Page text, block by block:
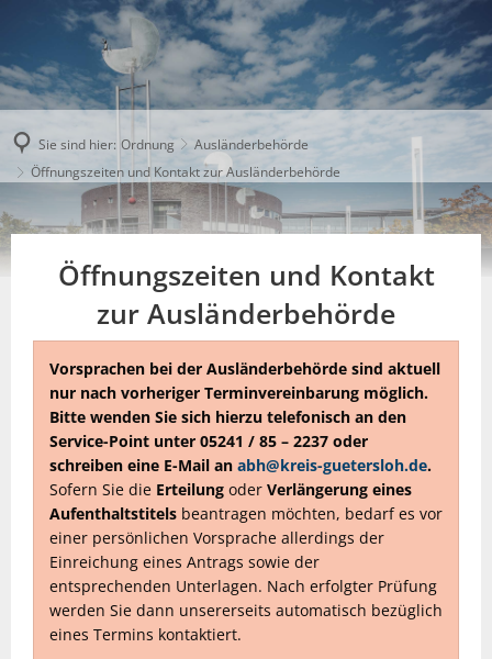
Sie sind hier: Ordnung
Ausländerbehörde
Öffnungszeiten und Kontakt zur Ausländerbehörde
Öffnungszeiten und Kontakt
zur Ausländerbehörde
Vorsprachen bei der Ausländerbehörde sind aktuell
nur nach vorheriger Terminvereinbarung möglich.
Bitte wenden Sie sich hierzu telefonisch an den
Service-Point unter 05241 / 85 – 2237 oder
schreiben eine E-Mail an abh@kreis-guetersloh.de.
Sofern Sie die Erteilung oder Verlängerung eines
Aufenthaltstitels beantragen möchten, bedarf es vor
einer persönlichen Vorsprache allerdings der
Einreichung eines Antrags sowie der
entsprechenden Unterlagen. Nach erfolgter Prüfung
werden Sie dann unsererseits automatisch bezüglich
eines Termins kontaktiert.